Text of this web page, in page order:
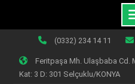
content
(0332) 234 14 11
Feritpaşa Mh. Ulaşbaba Cd.
Kat: 3 D: 301 Selçuklu/KONYA